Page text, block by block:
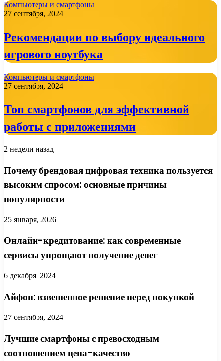
Компьютеры и смартфоны
27 сентября, 2024
Рекомендации по выбору идеального
игрового ноутбука
Компьютеры и смартфоны
27 сентября, 2024
Топ смартфонов для эффективной
работы с приложениями
2 недели назад
Почему брендовая цифровая техника пользуется
высоким спросом: основные причины
популярности
25 января, 2026
Онлайн-кредитование: как современные
сервисы упрощают получение денег
6 декабря, 2024
Айфон: взвешенное решение перед покупкой
27 сентября, 2024
Лучшие смартфоны с превосходным
соотношением цена-качество